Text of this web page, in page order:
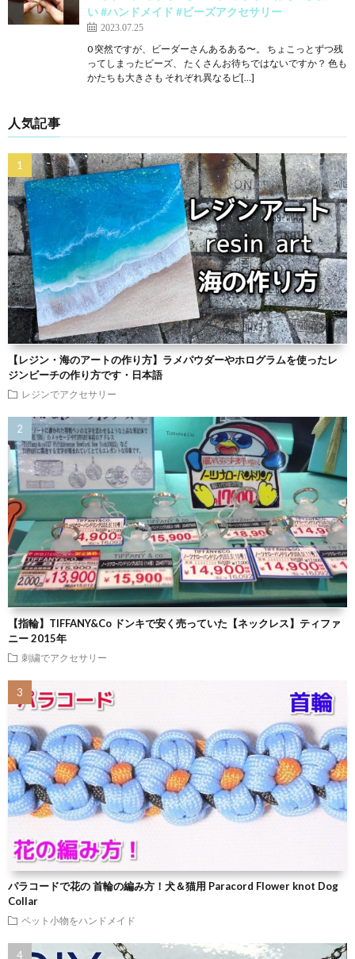
い #ハンドメイド #ビーズアクセサリー
2023.07.25
0 突然ですが、ビーダーさんあるある〜。 ちょこっとずつ残
ってしまったビーズ、 たくさんお待ちではないですか？ 色も
かたちも大きさも それぞれ異なるビ[…]
人気記事
【レジン・海のアートの作り方】ラメパウダーやホログラムを使ったレ
ジンビーチの作り方です・日本語
レジンでアクセサリー
【指輪】TIFFANY&Co ドンキで安く売っていた【ネックレス】ティファ
ニー 2015年
刺繍でアクセサリー
パラコードで花の 首輪の編み方！犬＆猫用 Paracord Flower knot Dog
Collar
ペット小物をハンドメイド